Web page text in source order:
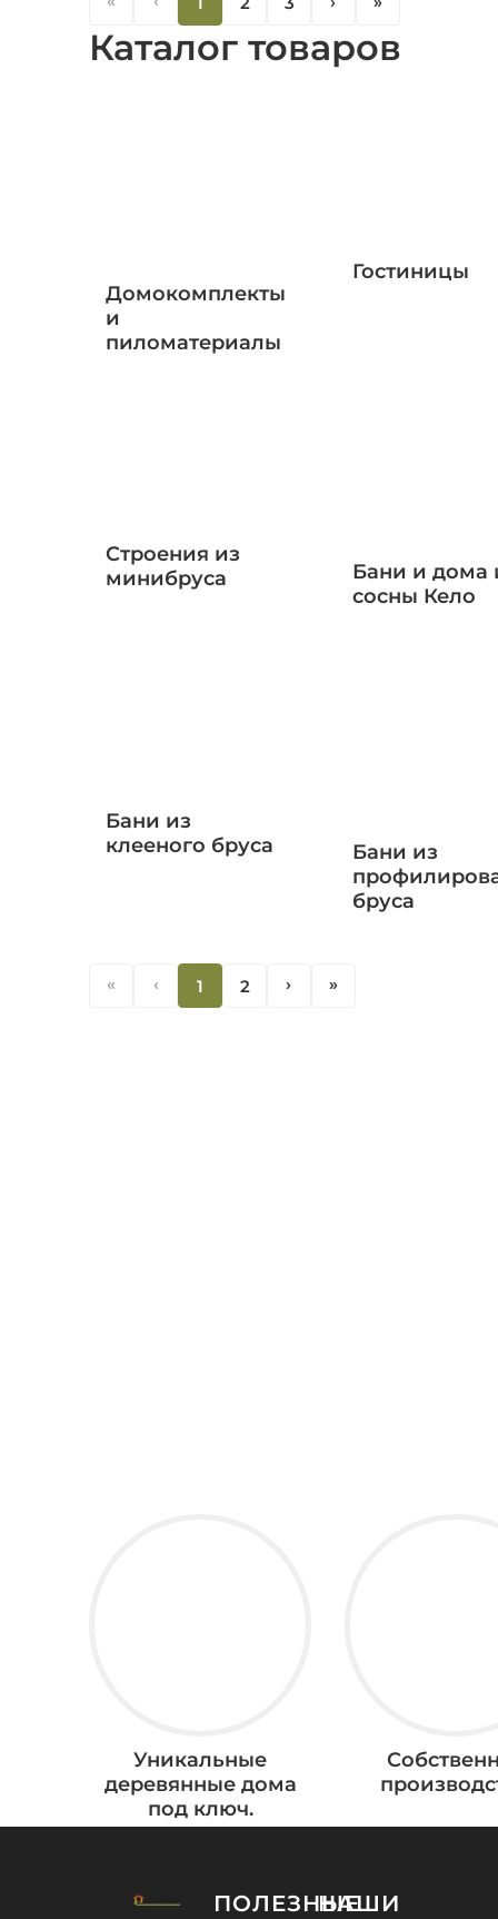
‹ «
Каталог товаров
Домокомплекты
и
пиломатериалы
Гостиницы
Строения из
минибруса
Бани и дома
сосны Кело
Бани из
клееного бруса
Бани из
бруса
« ‹ 1 2 ‹ «
Уникальные
деревянные дома
под ключ.
ПОЛЕЗНЫЕ
НАШИ